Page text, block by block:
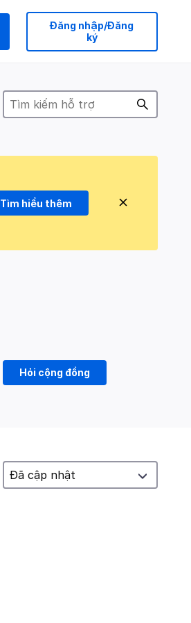
Đăng nhập/Đăng
ký
Tìm hiểu thêm
Hỏi cộng đồng